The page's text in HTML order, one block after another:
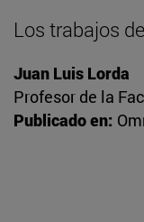
Los trabajos
Juan Luis Lorda
Profesor de la
Publicado en: